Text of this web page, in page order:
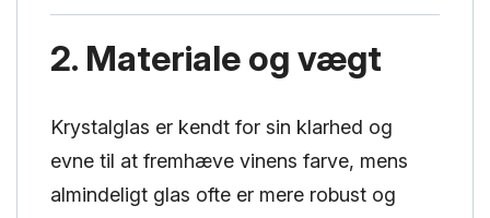
2. Materiale og vægt
Krystalglas er kendt for sin klarhed og
evne til at fremhæve vinens farve, mens
almindeligt glas ofte er mere robust og